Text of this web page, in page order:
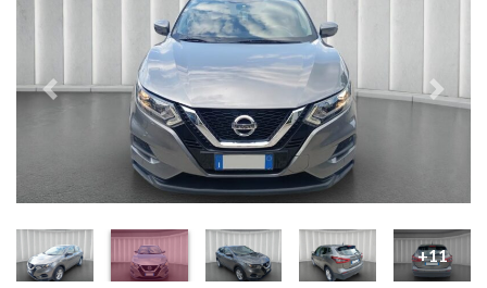
Prededente
+11